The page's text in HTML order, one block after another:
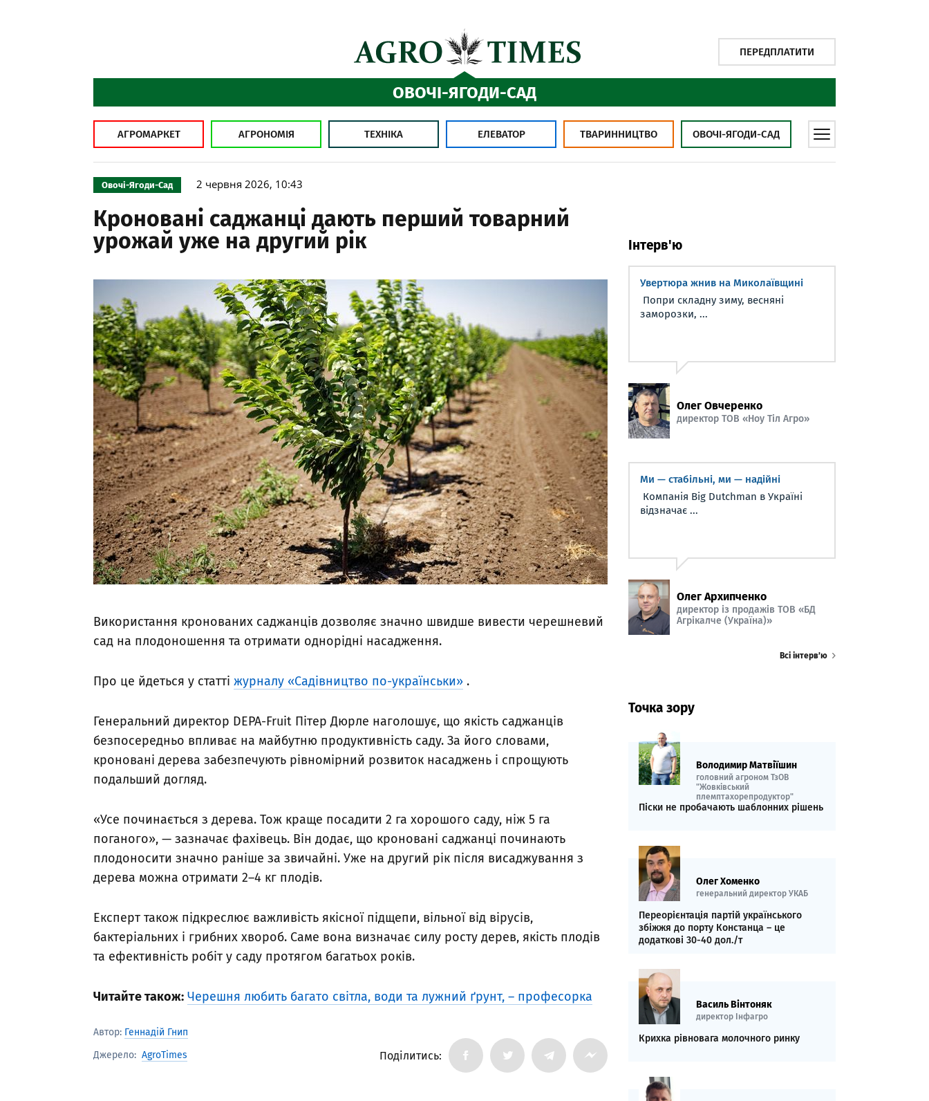
ПЕРЕДПЛАТИТИ
ОВОЧІ-ЯГОДИ-САД
АГРОМАРКЕТ АГРОНОМІЯ ТЕХНІКА ЕЛЕВАТОР ТВАРИННИЦТВО ОВОЧІ-ЯГОДИ-САД
Овочі-Ягоди-Сад 2 червня 2026, 10:43
Кроновані саджанці дають перший товарний
урожай уже на другий рік
Використання кронованих саджанців дозволяє значно швидше вивести черешневий
сад на плодоношення та отримати однорідні насадження.
Про це йдеться у статті журналу «Садівництво по-українськи» .
Генеральний директор DEPA-Fruit Пітер Дюрле наголошує, що якість саджанців
безпосередньо впливає на майбутню продуктивність саду. За його словами,
кроновані дерева забезпечують рівномірний розвиток насаджень і спрощують
подальший догляд.
«Усе починається з дерева. Тож краще посадити 2 га хорошого саду, ніж 5 га
поганого», — зазначає фахівець. Він додає, що кроновані саджанці починають
плодоносити значно раніше за звичайні. Уже на другий рік після висаджування з
дерева можна отримати 2–4 кг плодів.
Експерт також підкреслює важливість якісної підщепи, вільної від вірусів,
бактеріальних і грибних хвороб. Саме вона визначає силу росту дерев, якість плодів
та ефективність робіт у саду протягом багатьох років.
Читайте також: Черешня любить багато світла, води та лужний ґрунт, – професорка
Автор: Геннадій Гнип
Джерело: AgroTimes Поділитись:
Інтерв'ю
Увертюра жнив на Миколаївщині
Попри складну зиму, весняні
заморозки, ...
Олег Овчеренко
директор ТОВ «Ноу Тіл Агро»
Ми — стабільні, ми — надійні
Компанія Big Dutchman в Україні
відзначає ...
Олег Архипченко
директор із продажів ТОВ «БД
Агрікалче (Україна)»
Всі інтерв’ю
Точка зору
Володимир Матвіїшин
головний агроном ТзОВ
"Жовківський
племптахорепродуктор"
Піски не пробачають шаблонних рішень
Олег Хоменко
генеральний директор УКАБ
Переорієнтація партій українського
збіжжя до порту Констанца – це
додаткові 30-40 дол./т
Василь Вінтоняк
директор Інфагро
Крихка рівновага молочного ринку